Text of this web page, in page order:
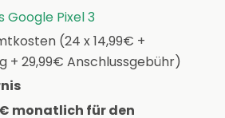
Google Pixel 3
(24 x 14,99€ +
+ 29,99€ Anschlussgebühr)
monatlich für den